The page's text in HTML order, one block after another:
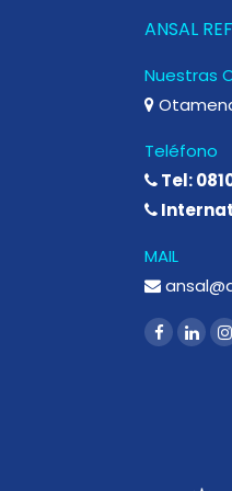
ANSAL
Nuestras
Teléfono
Tel:
MAIL